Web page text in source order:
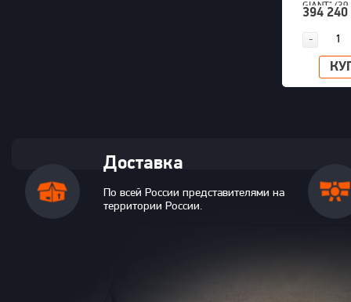
GIANT"
ти
700bar,
394 240
-
Доставка
По всей России представителями на
территории России.